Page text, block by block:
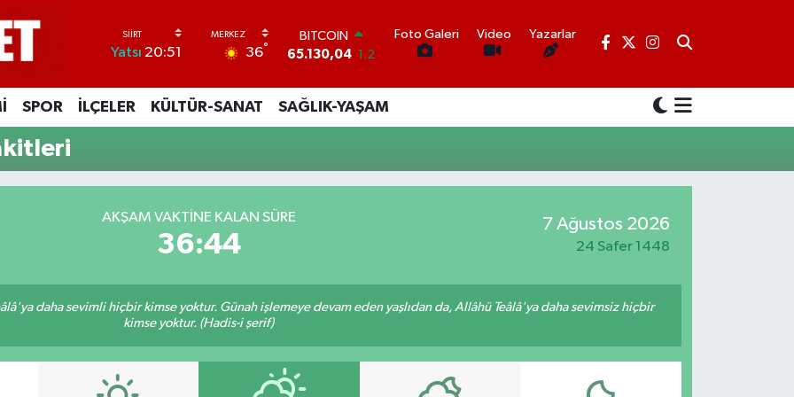
Yatsı 20:51 36°
BITCOIN
65.130,04 1.2
47,7106 0.17
EURO
55,1652 0.27
GRAM ALTIN
Foto Galeri Video Yazarlar
SPOR İLÇELER KÜLTÜR-SANAT SAĞLIK-YAŞAM
AKŞAM VAKTINE KALAN SÜRE
36:43
7 Ağustos 2026
24 Safer 1448
daha sevimli hiçbir kimse yoktur. Günah işlemeye devam eden yaşlıdan da, Allâhü Teâlâ'ya daha sevimsiz hiçbir
kimse yoktur. (Hadis-i şerif)